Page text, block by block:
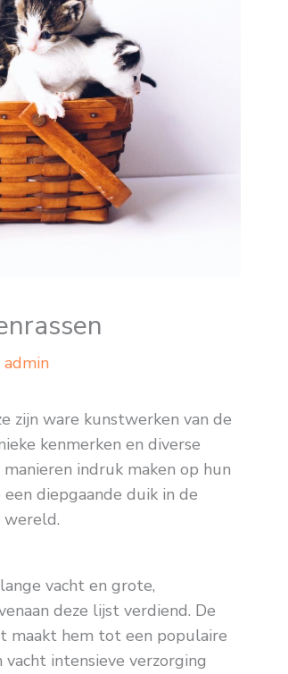
admin
zijn ware kunstwerken van de
kenmerken en diverse
indruk maken op hun
diepgaande duik in de
vacht en grote,
deze lijst verdiend. De
maakt hem tot een populaire
intensieve verzorging